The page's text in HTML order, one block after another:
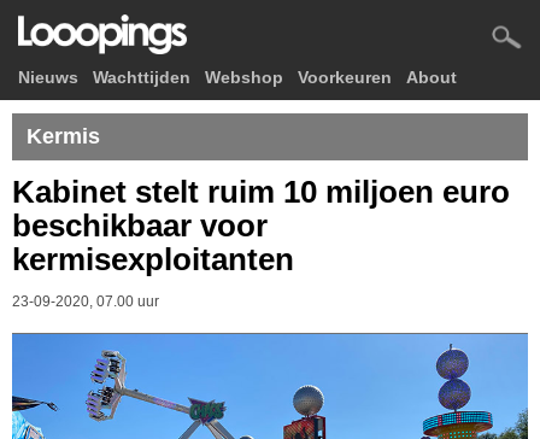
Nieuws Wachttijden Webshop Voorkeuren About
Kermis
Kabinet stelt ruim 10 miljoen euro
beschikbaar voor
kermisexploitanten
23-09-2020, 07.00 uur